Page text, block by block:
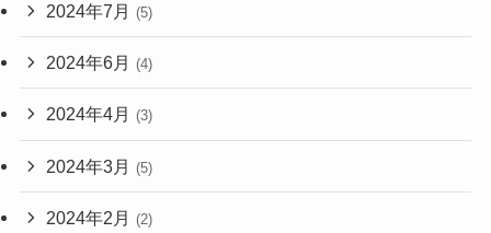
2024年7月 (5)
2024年6月 (4)
2024年4月 (3)
2024年3月 (5)
2024年2月 (2)